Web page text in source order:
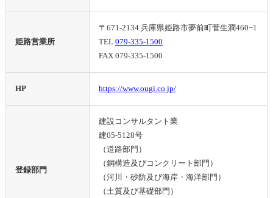
姫路営業所
〒671-2134 兵庫県姫路市夢前町菅生澗460−1
TEL 079-335-1500
FAX 079-335-1500
HP https://www.ougi.co.jp/
登録部門
建設コンサルタント業
建05-5128号
（道路部門）
（鋼構造及びコンクリート部門）
（河川・砂防及び海岸・海洋部門）
（土質及び基礎部門）